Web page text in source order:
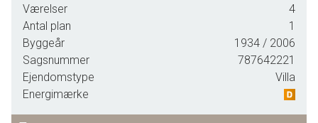
Indvendigt tilbydes følgende indretning : Entre med plads til
garderobe, trægulv pålagt.
Mindre badeværelse, med vinylgulv samt bruseniche,
badeværelsesmiljøskab, med nedfældet håndvask,
skydedør til toilettet.
Værelser
4
Antal plan
1
Byggeår
1934 / 2006
Sagsnummer
787642221
Ejendomstype
Villa
Energimærke